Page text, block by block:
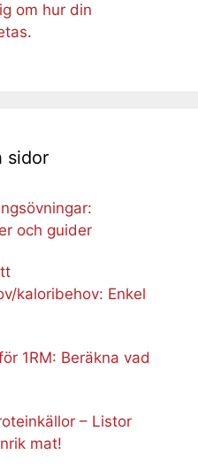
om hur din
.
sidor
och guider
kaloribehov: Enkel
1RM: Beräkna vad
– Listor
mat!